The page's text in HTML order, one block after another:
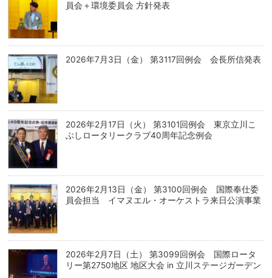
員会＋環境委員会 方針発表
2026年7月3日（金） 第3117回例会 会長所信発表
2026年2月17日（火） 第3101回例会 東京立川こ
ぶしロータリークラブ40周年記念例会
2026年2月13日（金） 第3100回例会 国際奉仕委
員会担当 イマヌエル・オーケストラ来日公演事業
2026年2月7日（土） 第3099回例会 国際ロータ
リー第2750地区 地区大会 in 立川ステージガーデン